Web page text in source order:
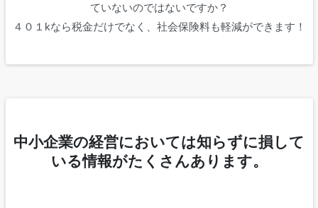
ていないのではないですか？
４０１kなら税金だけでなく、社会保険料も軽減ができます！
中小企業の経営においては知らずに損して
いる情報がたくさんあります。